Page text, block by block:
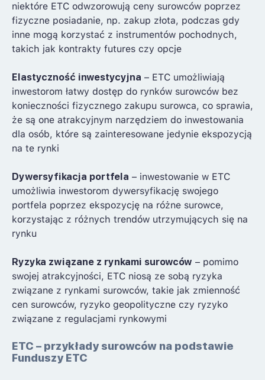
niektóre ETC odwzorowują ceny surowców poprzez
fizyczne posiadanie, np. zakup złota, podczas gdy
inne mogą korzystać z instrumentów pochodnych,
takich jak kontrakty futures czy opcje
Elastyczność inwestycyjna – ETC umożliwiają
inwestorom łatwy dostęp do rynków surowców bez
konieczności fizycznego zakupu surowca, co sprawia,
że są one atrakcyjnym narzędziem do inwestowania
dla osób, które są zainteresowane jedynie ekspozycją
na te rynki
Dywersyfikacja portfela – inwestowanie w ETC
umożliwia inwestorom dywersyfikację swojego
portfela poprzez ekspozycję na różne surowce,
korzystając z różnych trendów utrzymujących się na
rynku
Ryzyka związane z rynkami surowców – pomimo
swojej atrakcyjności, ETC niosą ze sobą ryzyka
związane z rynkami surowców, takie jak zmienność
cen surowców, ryzyko geopolityczne czy ryzyko
związane z regulacjami rynkowymi
ETC – przykłady surowców na podstawie
Funduszy ETC